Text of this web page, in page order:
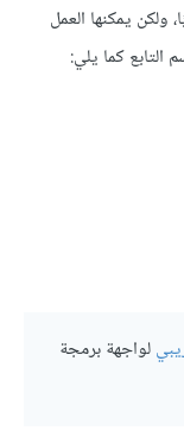
ولكن يمكنها العمل
التابع كما يلي:
لواجهة برمجة